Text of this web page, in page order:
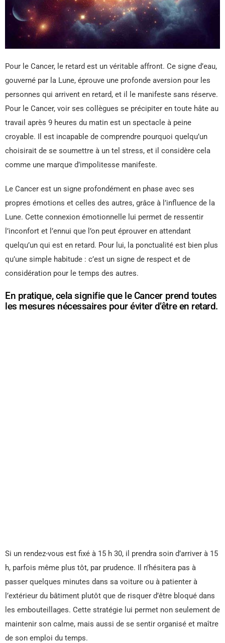
Pour le Cancer, le retard est un véritable affront. Ce signe d’eau,
gouverné par la Lune, éprouve une profonde aversion pour les
personnes qui arrivent en retard, et il le manifeste sans réserve.
Pour le Cancer, voir ses collègues se précipiter en toute hâte au
travail après 9 heures du matin est un spectacle à peine
croyable. Il est incapable de comprendre pourquoi quelqu’un
choisirait de se soumettre à un tel stress, et il considère cela
comme une marque d’impolitesse manifeste.
Le Cancer est un signe profondément en phase avec ses
propres émotions et celles des autres, grâce à l’influence de la
Lune. Cette connexion émotionnelle lui permet de ressentir
l’inconfort et l’ennui que l’on peut éprouver en attendant
quelqu’un qui est en retard. Pour lui, la ponctualité est bien plus
qu’une simple habitude : c’est un signe de respect et de
considération pour le temps des autres.
En pratique, cela signifie que le Cancer prend toutes
les mesures nécessaires pour éviter d’être en retard.
Si un rendez-vous est fixé à 15 h 30, il prendra soin d’arriver à 15
h, parfois même plus tôt, par prudence. Il n’hésitera pas à
passer quelques minutes dans sa voiture ou à patienter à
l’extérieur du bâtiment plutôt que de risquer d’être bloqué dans
les embouteillages. Cette stratégie lui permet non seulement de
maintenir son calme, mais aussi de se sentir organisé et maître
de son emploi du temps.